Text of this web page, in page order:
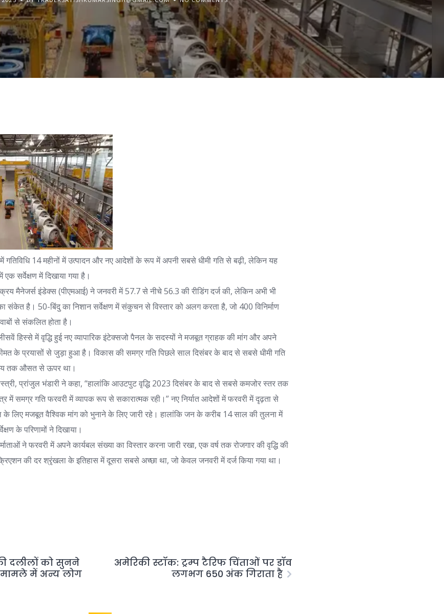
में गतिविधि 14 महीनों में उत्पादन और नए आदेशों के रूप में अपनी सबसे धीमी गति से बढ़ी, लेकिन यह
सर्वेक्षण में दिखाया गया है।
मैनेजर्स इंडेक्स (पीएमआई) ने जनवरी में 57.7 से नीचे 56.3 की रीडिंग दर्ज की, लेकिन अभी भी
संकेत है। 50-बिंदु का निशान सर्वेक्षण में संकुचन से विस्तार को अलग करता है, जो 400 विनिर्माण
से संकलित होता है।
हिस्से में वृद्धि हुईनए व्यापारिक इंटेक्सजो पैनल के सदस्यों ने मजबूत ग्राहक की मांग और अपने
कीमत के प्रयासों से जुड़ा हुआ है। विकास की समग्र गति पिछले साल दिसंबर के बाद से सबसे धीमी गति
तक औसत से ऊपर था।
प्रांजुल भंडारी ने कहा, “हालांकि आउटपुट वृद्धि 2023 दिसंबर के बाद से सबसे कमजोर स्तर तक
में समग्र गति फरवरी में व्यापक रूप से सकारात्मक रही।” नए निर्यात आदेशों में फरवरी में दृढ़ता से
के लिए मजबूत वैश्विक मांग को भुनाने के लिए जारी रहे। हालांकि जन के करीब 14 साल की तुलना में
के परिणामों ने दिखाया।
ने फरवरी में अपने कार्यबल संख्या का विस्तार करना जारी रखा, एक वर्ष तक रोजगार की वृद्धि की
की दर श्रृंखला के इतिहास में दूसरा सबसे अच्छा था, जो केवल जनवरी में दर्ज किया गया था।
दलीलों को सुनने
में अन्य लोग
अमेरिकी स्टॉक: ट्रम्प टैरिफ चिंताओं पर डॉव
लगभग 650 अंक गिराता है